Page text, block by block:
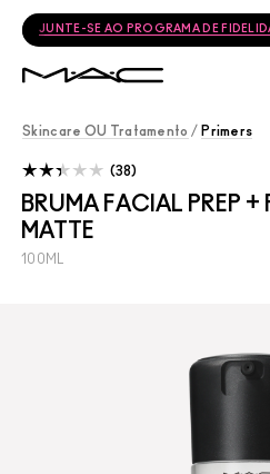
FRETE GRÁTIS NAS
Skincare OU Tratamento / Primers
BRUMA FACIAL PREP +
MATTE
100ML
38